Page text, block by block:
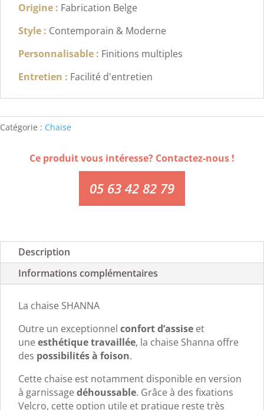
Origine : Fabrication Belge
Style : Contemporain & Moderne
Personnalisable : Finitions multiples
Entretien : Facilité d'entretien
Catégorie : Chaise
Ce produit vous intéresse? Contactez-nous !
05 63 42 82 79
Description
Informations complémentaires
La chaise SHANNA
Outre un exceptionnel confort d’assise et
uneesthétique travaillée, la chaise Shanna offre
des possibilités à foison.
Cette chaise est notamment disponible en version
à garnissagedéhoussable. Grâce à des fixations
Velcro, cette option utile et pratique reste très